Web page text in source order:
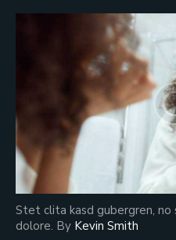
Stet clita kasd gubergren,
dolore. By Kevin Smith